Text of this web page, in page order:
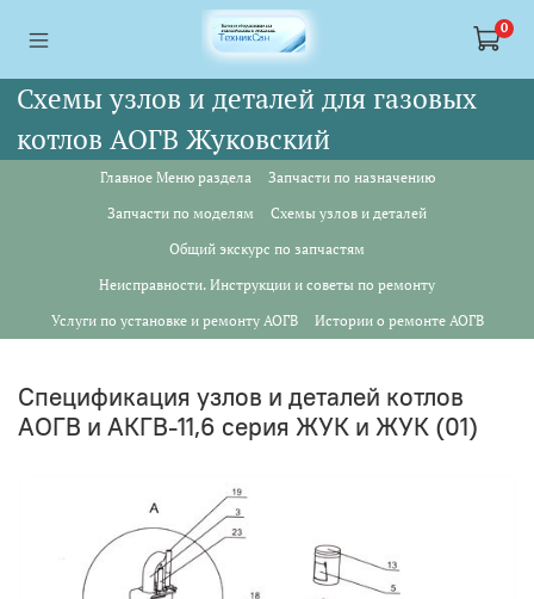
0
Схемы узлов и деталей для газовых
котлов АОГВ Жуковский
Главное Меню раздела
Запчасти по назначению
Запчасти по моделям
Схемы узлов и деталей
Общий экскурс по запчастям
Неисправности. Инструкции и советы по ремонту
Услуги по установке и ремонту АОГВ
Истории о ремонте АОГВ
Спецификация узлов и деталей котлов
АОГВ и АКГВ-11,6 серия ЖУК и ЖУК (01)
<a href="https://webmaster.yandex.ru/siteinfo/?site=https://
<a href="https://webmaster.yandex.ru/siteinfo/?site=https://